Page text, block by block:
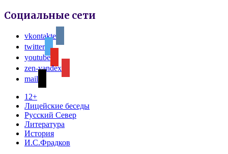
Социальные сети
vkontakte
twitter
youtube
zen-yandex
mail
12+
Лицейские беседы
Русский Север
Литература
История
И.С.Фрадков